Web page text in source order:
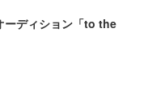
ディション「to the